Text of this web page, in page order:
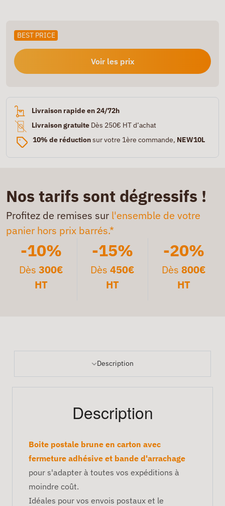
BEST PRICE
Voir les prix
Livraison rapide en 24/72h
Livraison gratuite Dès 250€ HT d’achat
10% de réductionsur votre 1ère commande, NEW10L
Nos tarifs sont dégressifs !
Profitez de remises sur l'ensemble de votre
panier hors prix barrés.*
-10%
Dès300€
HT
-15%
Dès 450€
HT
-20%
Dès 800€
HT
Description
Description
Boite postale brune en carton avec
fermeture adhésive et bande d'arrachage
pour s'adapter à toutes vos expéditions à
moindre coût.
Idéales pour vos envois postaux et le